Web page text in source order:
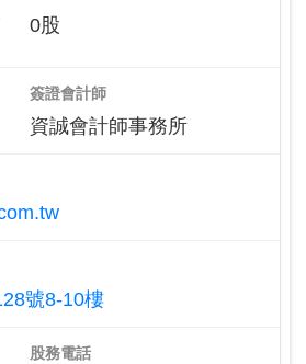
0股
簽證會計師
資誠會計師事務所
號8-10樓
股務電話